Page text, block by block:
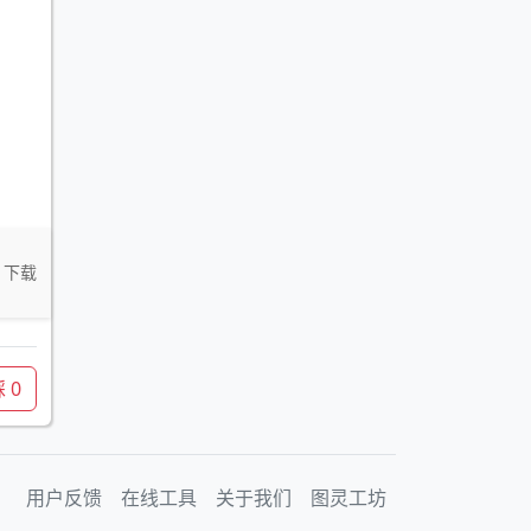
下载
0
用户反馈 在线工具 关于我们 图灵工坊